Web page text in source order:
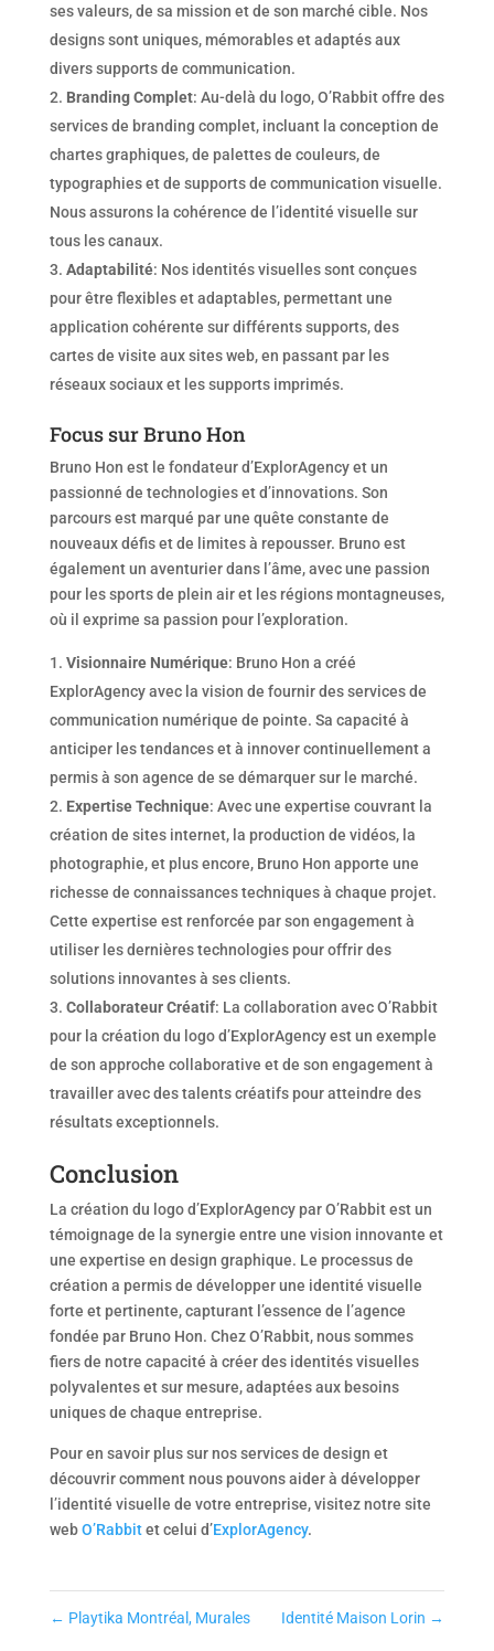
ses valeurs, de sa mission et de son marché cible. Nos
designs sont uniques, mémorables et adaptés aux
divers supports de communication.
Branding Complet: Au-delà du logo, O’Rabbit offre des
services de branding complet, incluant la conception de
chartes graphiques, de palettes de couleurs, de
typographies et de supports de communication visuelle.
Nous assurons la cohérence de l’identité visuelle sur
tous les canaux.
Adaptabilité: Nos identités visuelles sont conçues
pour être flexibles et adaptables, permettant une
application cohérente sur différents supports, des
cartes de visite aux sites web, en passant par les
réseaux sociaux et les supports imprimés.
Focus sur Bruno Hon
Bruno Hon est le fondateur d’ExplorAgency et un
passionné de technologies et d’innovations. Son
parcours est marqué par une quête constante de
nouveaux défis et de limites à repousser. Bruno est
également un aventurier dans l’âme, avec une passion
pour les sports de plein air et les régions montagneuses,
où il exprime sa passion pour l’exploration.
Visionnaire Numérique: Bruno Hon a créé
ExplorAgency avec la vision de fournir des services de
communication numérique de pointe. Sa capacité à
anticiper les tendances et à innover continuellement a
permis à son agence de se démarquer sur le marché.
Expertise Technique: Avec une expertise couvrant la
création de sites internet, la production de vidéos, la
photographie, et plus encore, Bruno Hon apporte une
richesse de connaissances techniques à chaque projet.
Cette expertise est renforcée par son engagement à
utiliser les dernières technologies pour offrir des
solutions innovantes à ses clients.
Collaborateur Créatif: La collaboration avec O’Rabbit
pour la création du logo d’ExplorAgency est un exemple
de son approche collaborative et de son engagement à
travailler avec des talents créatifs pour atteindre des
résultats exceptionnels.
Conclusion
La création du logo d’ExplorAgency par O’Rabbit est un
témoignage de la synergie entre une vision innovante et
une expertise en design graphique. Le processus de
création a permis de développer une identité visuelle
forte et pertinente, capturant l’essence de l’agence
fondée par Bruno Hon. Chez O’Rabbit, nous sommes
fiers de notre capacité à créer des identités visuelles
polyvalentes et sur mesure, adaptées aux besoins
uniques de chaque entreprise.
Pour en savoir plus sur nos services de design et
découvrir comment nous pouvons aider à développer
l’identité visuelle de votre entreprise, visitez notre site
webO’Rabbitet celui d’ExplorAgency.
← Playtika Montréal, Murales Identité Maison Lorin →